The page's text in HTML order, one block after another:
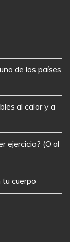
de los países
al calor y a
ejercicio? (O al
tu cuerpo